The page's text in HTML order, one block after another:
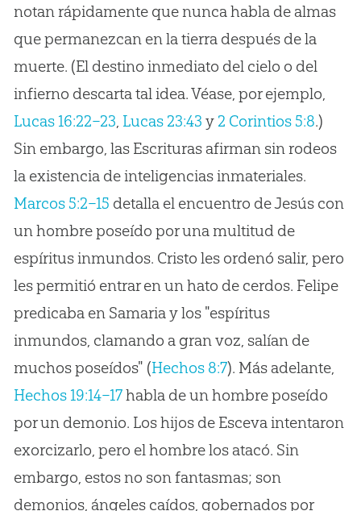
notan rápidamente que nunca habla de almas
que permanezcan en la tierra después de la
muerte. (El destino inmediato del cielo o del
infierno descarta tal idea. Véase, por ejemplo,
Lucas 16:22–23, Lucas 23:43 y 2 Corintios 5:8.)
Sin embargo, las Escrituras afirman sin rodeos
la existencia de inteligencias inmateriales.
Marcos 5:2–15 detalla el encuentro de Jesús con
un hombre poseído por una multitud de
espíritus inmundos. Cristo les ordenó salir, pero
les permitió entrar en un hato de cerdos. Felipe
predicaba en Samaria y los "espíritus
inmundos, clamando a gran voz, salían de
muchos poseídos" (Hechos 8:7). Más adelante,
Hechos 19:14–17habla de un hombre poseído
por un demonio. Los hijos de Esceva intentaron
exorcizarlo, pero el hombre los atacó. Sin
embargo, estos no son fantasmas; son
demonios, ángeles caídos, gobernados por